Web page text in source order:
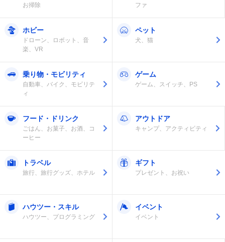
お掃除
ファ
ホビー
ドローン、ロボット、音
楽、VR
ペット
犬、猫
乗り物・モビリティ
自動車、バイク、モビリテ
ィ
ゲーム
ゲーム、スイッチ、PS
フード・ドリンク
ごはん、お菓子、お酒、コ
ーヒー
アウトドア
キャンプ、アクティビティ
トラベル
旅行、旅行グッズ、ホテル
ギフト
プレゼント、お祝い
ハウツー・スキル
ハウツー、プログラミング
イベント
イベント